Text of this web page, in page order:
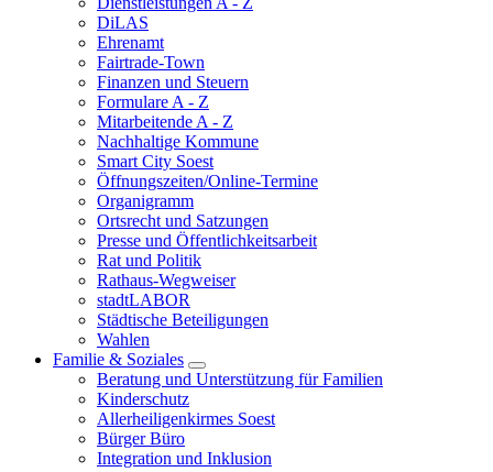
DiLAS
Ehrenamt
Fairtrade-Town
Finanzen und Steuern
Formulare A - Z
Mitarbeitende A - Z
Nachhaltige Kommune
Smart City Soest
Öffnungszeiten/Online-Termine
Organigramm
Ortsrecht und Satzungen
Presse und Öffentlichkeitsarbeit
Rat und Politik
Rathaus-Wegweiser
stadtLABOR
Städtische Beteiligungen
Wahlen
Familie & Soziales
Beratung und Unterstützung für Familien
Kinderschutz
Allerheiligenkirmes Soest
Bürger Büro
Integration und Inklusion